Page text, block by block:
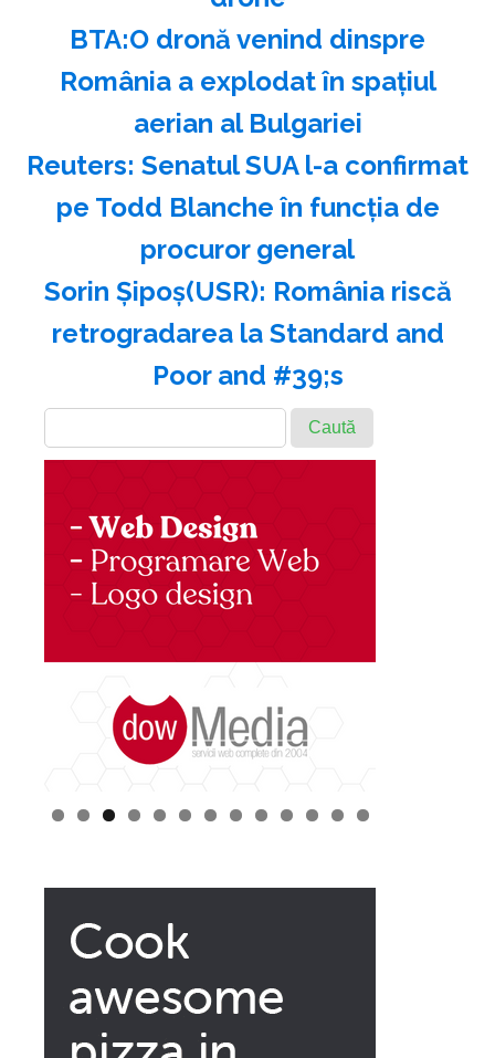
BTA:O dronă venind dinspre
România a explodat în spaţiul
aerian al Bulgariei
Reuters: Senatul SUA l-a confirmat
pe Todd Blanche în funcţia de
procuror general
Sorin Şipoş(USR): România riscă
retrogradarea la Standard and
Poor and #39;s